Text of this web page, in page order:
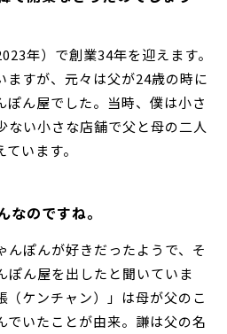
年）で創業34年を迎えます。
ますが、元々は父が24歳の時に
ぽん屋でした。当時、僕は小さ
ない小さな店舗で父と母の二人
います。
のですね。
んぽんが好きだったようで、そ
ぽん屋を出したと聞いていま
（ケンチャン）」は母が父のこ
でいたことが由来。謙は父の名